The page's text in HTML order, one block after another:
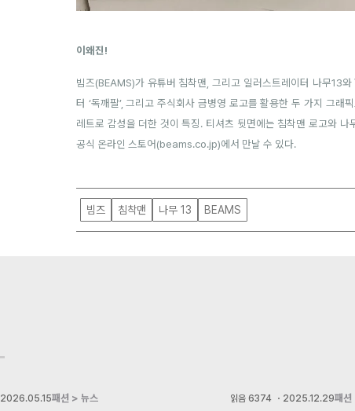
이왜진!
빔즈(BEAMS)가 유튜버 침착맨, 그리고 일러스트레이터 나무13
터 ‘독깨팔’, 그리고 주식회사 금병영 로고를 활용한 두 가지 그
레트로 감성을 더한 것이 특징. 티셔츠 뒷면에는 침착맨 로고와
공식 온라인 스토어(beams.co.jp)에서 만날 수 있다.
빔즈 침착맨 나무 13 BEAMS
2026.05.15패션 > 뉴스 읽음 6374・ 2025.12.29패션